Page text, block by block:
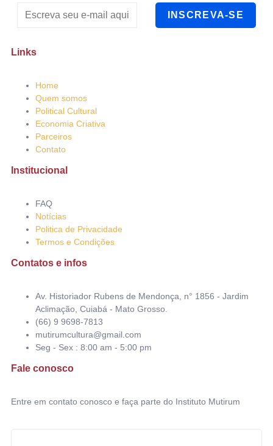
INSCREVA-SE
Links
Home
Quem somos
Political Cultural
Economia Criativa
Parceiros
Contato
Institucional
FAQ
Notícias
Politica de Privacidade
Termos e Condições
Contatos e infos
Av. Historiador Rubens de Mendonça, n° 1856 - Jardim
Aclimação, Cuiabá - Mato Grosso.
(66) 9 9698-7813
mutirumcultura@gmail.com
Seg - Sex : 8:00 am - 5:00 pm
Fale conosco
Entre em contato conosco e faça parte do Instituto Mutirum